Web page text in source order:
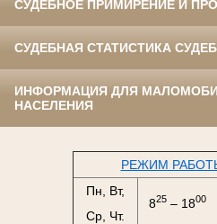
СУДЕБНОЕ ПРИМИРЕНИЕ И
СУДЕБНАЯ СТАТИСТИКА
ИНФОРМАЦИЯ ДЛЯ
НАСЕЛЕНИЯ
РЕЖИМ
Пн, Вт,
Ср, Чт.
825 – 1800